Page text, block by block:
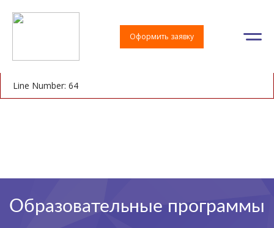
A PHP Error was encountered
Message: Undefined index: pid
Line Number: 64
Оформить заявку
Образовательные программы